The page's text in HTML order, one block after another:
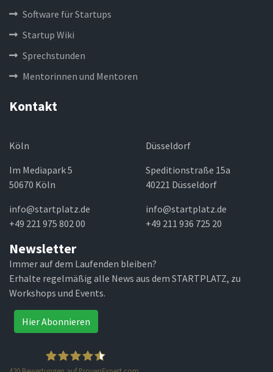
Software für Startups
Startup Wiki
Sprechstunden
Mentorinnen und Mentoren
Kontakt
Köln
Im Mediapark 5
50670 Köln
info@startplatz.de
+49 221 975 802 00
Düsseldorf
Speditionstraße 15a
40221 Düsseldorf
info@startplatz.de
+49 211 936 725 20
Newsletter
Immer auf dem Laufenden bleiben?
Erhalte regelmäßig alle News aus dem STARTPLATZ, zu
Workshops und Events.
Hier Abonnieren